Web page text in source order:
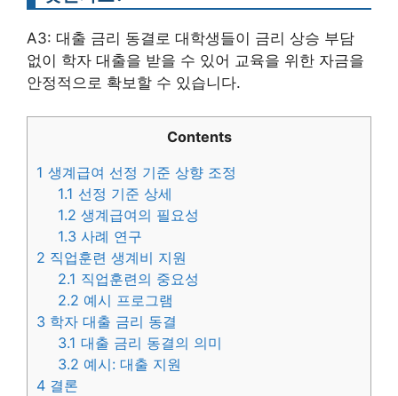
A3: 대출 금리 동결로 대학생들이 금리 상승 부담
없이 학자 대출을 받을 수 있어 교육을 위한 자금을
안정적으로 확보할 수 있습니다.
Contents
1 생계급여 선정 기준 상향 조정
1.1 선정 기준 상세
1.2 생계급여의 필요성
1.3 사례 연구
2 직업훈련 생계비 지원
2.1 직업훈련의 중요성
2.2 예시 프로그램
3 학자 대출 금리 동결
3.1 대출 금리 동결의 의미
3.2 예시: 대출 지원
4 결론